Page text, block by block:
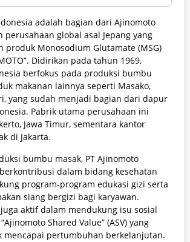
adalah bagian dari Ajinomoto
perusahaan global asal Jepang yang
produk Monosodium Glutamate (MSG)
Didirikan pada tahun 1969,
berfokus pada produksi bumbu
makanan lainnya seperti Masako,
yang sudah menjadi bagian dari dapur
Pabrik utama perusahaan ini
Jawa Timur, sementara kantor
di Jakarta.
bumbu masak, PT Ajinomoto
dalam bidang kesehatan
program-program edukasi gizi serta
siang bergizi bagi karyawan.
aktif dalam mendukung isu sosial
Shared Value” (ASV) yang
mencapai pertumbuhan berkelanjutan.